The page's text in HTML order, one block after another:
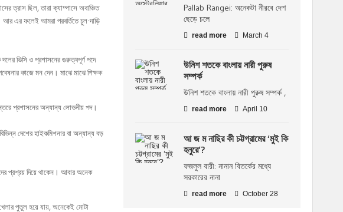
ত্রাস ছিল, তারা ক্যাম্পাসে অবাঞ্চিত
আর এর ফলেই আমরা পরবর্তিতে চুল-দাড়ি
ভিসি ও প্রশাসনের গুরুত্বপূর্ণ পদে
কাজে মন দেন। মাঝে মাঝে শিক্ষক
প্রশাসনের অন্যান্য লোভনীয় পদ।
দেশের হাইকমিশনার বা অন্যান্য বড়
প্রশ্রয় দিয়ে থাকেন। আবার অনেক
পুতুল হয়ে যায়, অনেকেই মোটা
Pallab Rangei: অনেকটা নীরবে দেশ
ছেড়ে চলে
read more March 4
উনিশ শতকে বাংলায় নারী পুরুষ
সম্পর্ক
উনিশ শতকে বাংলায় নারী পুরুষ সম্পর্ক ,
read more April 10
আ জ ম নাছির কী চট্টগ্রামের ‘মুই কি
হনুরে’?
ফজলুল বারী: নানান বিতর্কের মধ্যে
সরকারের নানা
read more October 28